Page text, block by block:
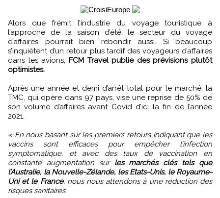
Alors que frémit l’industrie du voyage touristique à
l’approche de la saison d’été, le secteur du voyage
d’affaires pourrait bien rebondir aussi. Si beaucoup
s’inquiètent d’un retour plus tardif des voyageurs d’affaires
dans les avions,
FCM Travel publie des prévisions plutôt
optimistes.
Après une année et demi d’arrêt total pour le marché, la
TMC, qui opère dans 97 pays, vise une reprise de 50% de
son volume d’affaires avant Covid d’ici la fin de l’année
2021.
« En nous basant sur les premiers retours indiquant que les
vaccins sont efficaces pour empêcher l’infection
symptomatique, et avec des taux de vaccination en
constante augmentation sur les marchés clés tels que
l’Australie, la Nouvelle-Zélande, les Etats-Unis, le Royaume-
Uni et le France, nous nous attendons à une réduction des
risques sanitaires.